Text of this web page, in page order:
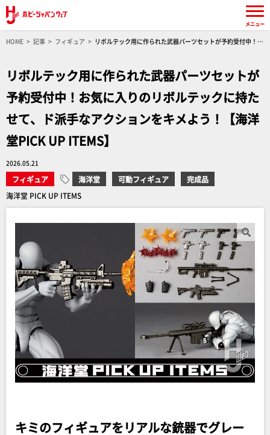
HOME 記事 フィギュア
リボルテック用に作られた武器パーツセットが予約受付中！お
リボルテック用に作られた武器パーツセットが
予約受付中！お気に入りのリボルテックに持た
せて、ド派手なアクションをキメよう！【海洋
堂PICK UP ITEMS】
2026.05.21
フィギュア 海洋堂 可動フィギュア
完成品
海洋堂 PICK UP ITEMS
キミのフィギュアをリアルな銃器でグレー
メニュー